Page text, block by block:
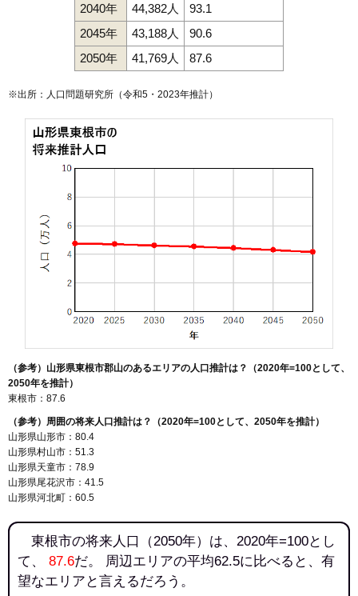
2040年
44,382人
93.1
2045年
43,188人
90.6
2050年
41,769人 87.6
※出所：人口問題研究所（令和5・2023年推計）
（参考）山形県東根市郡山のあるエリアの人口推計は？（2020年=100として、
2050年を推計）
東根市：87.6
（参考）周囲の将来人口推計は？（2020年=100として、2050年を推計）
山形県山形市：80.4
山形県村山市：51.3
山形県天童市：78.9
山形県尾花沢市：41.5
山形県河北町：60.5
東根市の将来人口（2050年）は、2020年=100とし
て、 87.6だ。 周辺エリアの平均62.5に比べると、有
望なエリアと言えるだろう。